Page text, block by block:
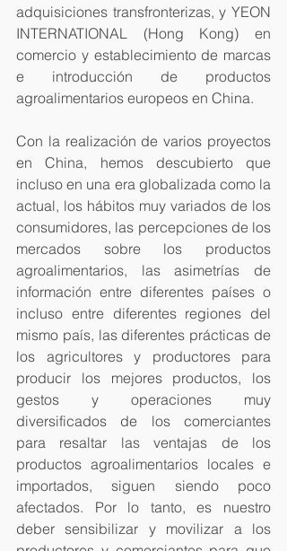
adquisiciones transfronterizas, y YEON
INTERNATIONAL (Hong Kong) en
comercio y establecimiento de marcas
e introducción de productos
agroalimentarios europeos en China.
Con la realización de varios proyectos
en China, hemos descubierto que
incluso en una era globalizada como la
actual, los hábitos muy variados de los
consumidores, las percepciones de los
mercados sobre los productos
agroalimentarios, las asimetrías de
información entre diferentes países o
incluso entre diferentes regiones del
mismo país, las diferentes prácticas de
los agricultores y productores para
producir los mejores productos, los
gestos y operaciones muy
diversificados de los comerciantes
para resaltar las ventajas de los
productos agroalimentarios locales e
importados, siguen siendo poco
afectados. Por lo tanto, es nuestro
deber sensibilizar y movilizar a los